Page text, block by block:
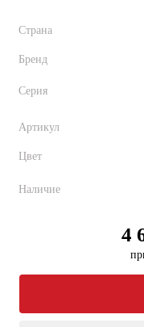
Страна
Бренд
Серия
Артикул
Цвет
Наличие
4